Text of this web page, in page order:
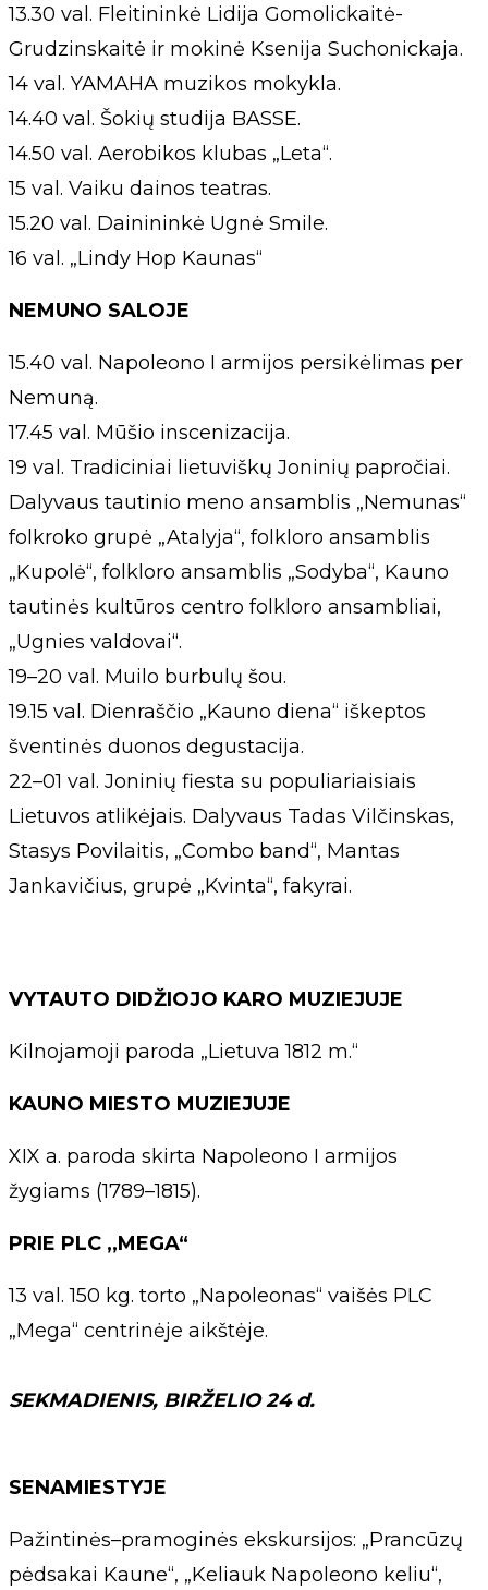
13.30 val. Fleitininkė Lidija Gomolickaitė-
Grudzinskaitė ir mokinė Ksenija Suchonickaja.
14 val. YAMAHA muzikos mokykla.
14.40 val. Šokių studija BASSE.
14.50 val. Aerobikos klubas „Leta“.
15 val. Vaiku dainos teatras.
15.20 val. Dainininkė Ugnė Smile.
16 val. „Lindy Hop Kaunas“
NEMUNO SALOJE
15.40 val. Napoleono I armijos persikėlimas per
Nemuną.
17.45 val. Mūšio inscenizacija.
19 val. Tradiciniai lietuviškų Joninių papročiai.
Dalyvaus tautinio meno ansamblis „Nemunas“
folkroko grupė „Atalyja“, folkloro ansamblis
„Kupolė“, folkloro ansamblis „Sodyba“, Kauno
tautinės kultūros centro folkloro ansambliai,
„Ugnies valdovai“.
19–20 val. Muilo burbulų šou.
19.15 val. Dienraščio „Kauno diena“ iškeptos
šventinės duonos degustacija.
22–01 val. Joninių fiesta su populiariaisiais
Lietuvos atlikėjais. Dalyvaus Tadas Vilčinskas,
Stasys Povilaitis, „Combo band“, Mantas
Jankavičius, grupė „Kvinta“, fakyrai.
VYTAUTO DIDŽIOJO KARO MUZIEJUJE
Kilnojamoji paroda „Lietuva 1812 m.“
KAUNO MIESTO MUZIEJUJE
XIX a. paroda skirta Napoleono I armijos
žygiams (1789–1815).
PRIE PLC ,,MEGA“
13 val. 150 kg. torto „Napoleonas“ vaišės PLC
„Mega“ centrinėje aikštėje.
SEKMADIENIS, BIRŽELIO 24 d.
SENAMIESTYJE
Pažintinės–pramoginės ekskursijos: „Prancūzų
pėdsakai Kaune“, „Keliauk Napoleono keliu“,